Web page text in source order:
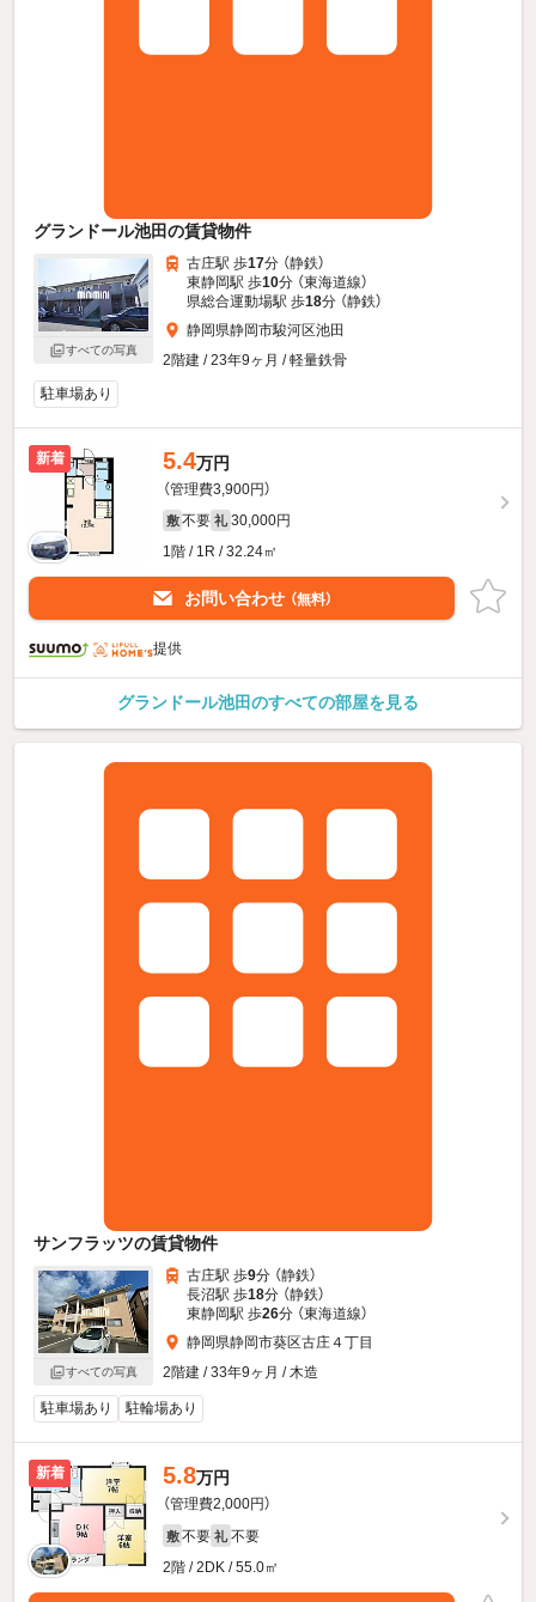
グランドール池田の賃貸物件
すべての写真
古庄駅 歩17分 （静鉄）
東静岡駅 歩10分 （東海道線）
県総合運動場駅 歩18分 （静鉄）
静岡県静岡市駿河区池田
2階建 / 23年9ヶ月 / 軽量鉄骨
駐車場あり
新着 5.4万円
（管理費3,900円）
敷 不要 礼 30,000円
1階 / 1R / 32.24㎡
お問い合わせ （無料）
提供
グランドール池田のすべての部屋を見る
サンフラッツの賃貸物件
すべての写真
古庄駅 歩9分 （静鉄）
長沼駅 歩18分 （静鉄）
東静岡駅 歩26分 （東海道線）
静岡県静岡市葵区古庄４丁目
2階建 / 33年9ヶ月 / 木造
駐車場あり 駐輪場あり
新着 5.8万円
（管理費2,000円）
敷 不要 礼 不要
2階 / 2DK / 55.0㎡